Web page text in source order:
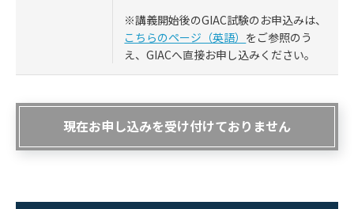
※講義開始後のGIAC試験のお申込みは、
こちらのページ（英語） をご参照のう
え、GIACへ直接お申し込みください。
現在お申し込みを受け付けておりません